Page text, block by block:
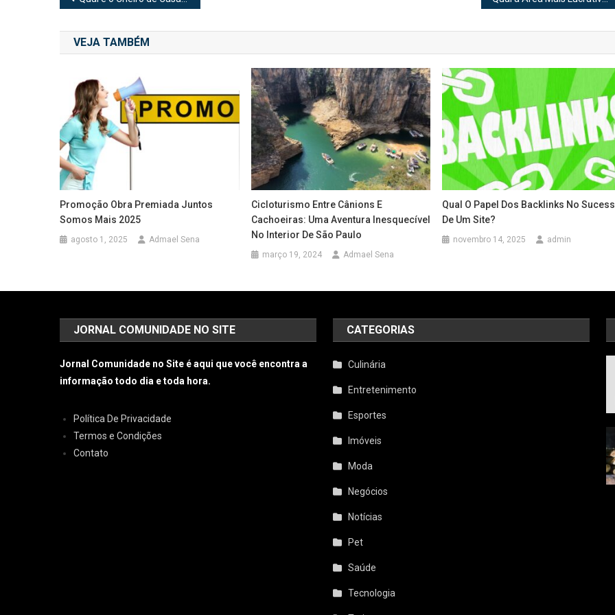
de
Post
VEJA TAMBÉM
Promoção Obra Premiada Juntos
Somos Mais 2025
agosto 1, 2025 Admael Sena
Cicloturismo Entre Cânions E
Cachoeiras: Uma Aventura Inesquecível
No Interior De São Paulo
março 19, 2024 Admael Sena
Qual O Papel Dos Backlinks No
De Um Site?
novembro 14, 2025 admin
JORNAL COMUNIDADE NO SITE
Jornal Comunidade no Site é aqui que você encontra a
informação todo dia e toda hora.
Política De Privacidade
Termos e Condições
Contato
CATEGORIAS
Culinária
Entretenimento
Esportes
Imóveis
Moda
Negócios
Notícias
Pet
Saúde
Tecnologia